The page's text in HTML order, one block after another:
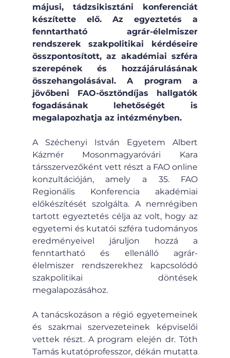
májusi, tádzsikisztáni konferenciát
készítette elő. Az egyeztetés a
fenntartható agrár-élelmiszer
rendszerek szakpolitikai kérdéseire
összpontosított, az akadémiai szféra
szerepének és hozzájárulásának
összehangolásával. A program a
jövőbeni FAO-ösztöndíjas hallgatók
fogadásának lehetőségét is
megalapozhatja az intézményben.
A Széchenyi István Egyetem Albert
Kázmér Mosonmagyaróvári Kara
társszervezőként vett részt a FAO online
konzultációján, amely a 35. FAO
Regionális Konferencia akadémiai
előkészítését szolgálta. A nemrégiben
tartott egyeztetés célja az volt, hogy az
egyetemi és kutatói szféra tudományos
eredményeivel járuljon hozzá a
fenntartható és ellenálló agrár-
élelmiszer rendszerekhez kapcsolódó
szakpolitikai döntések
megalapozásához.
A tanácskozáson a régió egyetemeinek
és szakmai szervezeteinek képviselői
vettek részt. A program elején dr. Tóth
Tamás kutatóprofesszor, dékán mutatta